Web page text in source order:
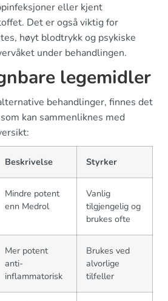
eller kjent
Det er også viktig for
høyt blodtrykk og psykiske
under behandlingen.
legemidler
behandlinger, finnes det
kan sammenliknes med
Beskrivelse Styrker
Mindre potent
enn Medrol
Vanlig
tilgjengelig og
brukes ofte
Mer potent
anti-
inflammatorisk
Brukes ved
alvorlige
tilfeller